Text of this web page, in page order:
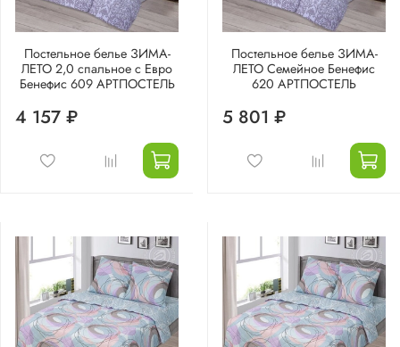
Постельное белье ЗИМА-
ЛЕТО 2,0 спальное с Евро
Бенефис 609 АРТПОСТЕЛЬ
4 157 ₽
Постельное белье ЗИМА-
ЛЕТО Семейное Бенефис
620 АРТПОСТЕЛЬ
5 801 ₽